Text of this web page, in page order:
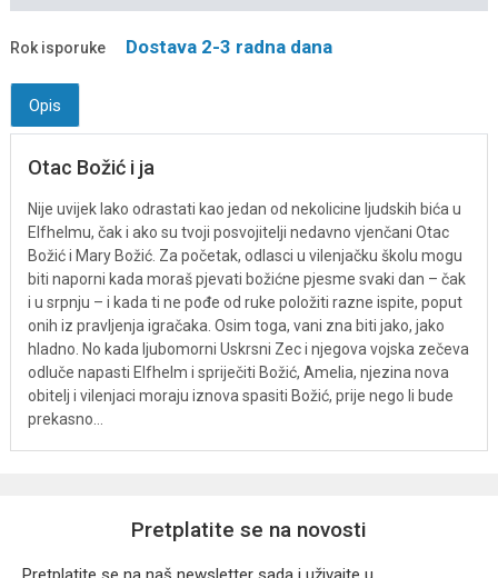
Rok isporuke Dostava 2-3 radna dana
Opis
Otac Božić i ja
Nije uvijek lako odrastati kao jedan od nekolicine ljudskih bića u
Elfhelmu, čak i ako su tvoji posvojitelji nedavno vjenčani Otac
Božić i Mary Božić. Za početak, odlasci u vilenjačku školu mogu
biti naporni kada moraš pjevati božićne pjesme svaki dan – čak
i u srpnju – i kada ti ne pođe od ruke položiti razne ispite, poput
onih iz pravljenja igračaka. Osim toga, vani zna biti jako, jako
hladno. No kada ljubomorni Uskrsni Zec i njegova vojska zečeva
odluče napasti Elfhelm i spriječiti Božić, Amelia, njezina nova
obitelj i vilenjaci moraju iznova spasiti Božić, prije nego li bude
prekasno…
Pretplatite se na novosti